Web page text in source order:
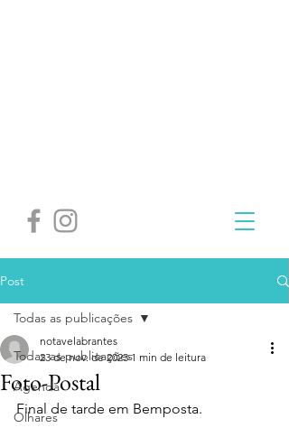
Post
Todas as publicações
Agenda
Olhares
Todas as publicações
Foto-Postal
notavelabrantes
23 de nov. de 2023 1 min de leitura
Final de tarde em Bemposta.